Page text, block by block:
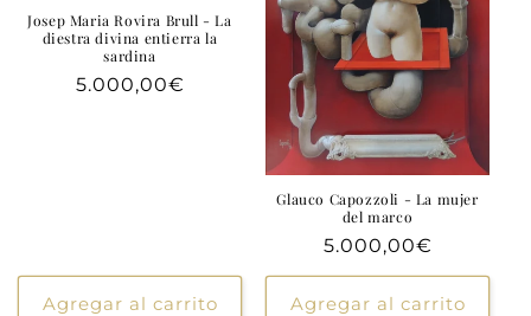
Josep Maria Rovira Brull - La
diestra divina entierra la
sardina
Precio
5.000,00€
Agregar al carrito
Glauco Capozzoli - La mujer
del marco
Precio
habitual
5.000,00€
Agregar al carrito